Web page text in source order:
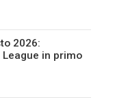
2026:
in primo